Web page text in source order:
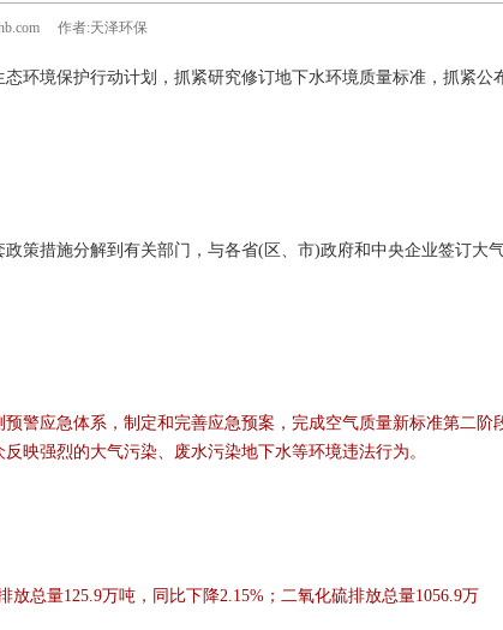
作者:天泽环保
环境保护行动计划，抓紧研究修订地下水环境质量标准，抓紧公
策措施分解到有关部门，与各省(区、市)政府和中央企业签订大
警应急体系，制定和完善应急预案，完成空气质量新标准第二阶
映强烈的大气污染、废水污染地下水等环境违法行为。
总量125.9万吨，同比下降2.15%；二氧化硫排放总量1056.9万